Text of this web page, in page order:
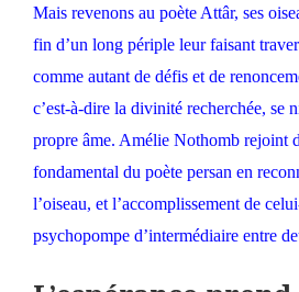
Mais revenons au poète Attâr, ses
fin d’un long périple leur faisant
comme autant de défis et de
c’est-à-dire la divinité recherchée, se
propre âme. Amélie Nothomb rejoint
fondamental du poète persan en
l’oiseau, et l’accomplissement de
psychopompe d’intermédiaire entre